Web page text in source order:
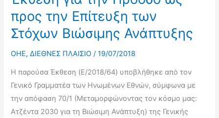
προς την Επίτευξη των
Στόχων Βιώσιμης Ανάπτυξης
OHE,ΔΙΕΘΝΕΣ ΠΛΑΙΣΙΟ /19/07/2018
Η παρούσα Έκθεση (E/2018/64) υποβλήθηκε από τον
Γενικό Γραμματέα των Ηνωμένων Εθνών, σύμφωνα με
την απόφαση 70/1 (Μεταμορφώνοντας τον κόσμο μας:
Ατζέντα 2030 για τη Βιώσιμη Ανάπτυξη) της Γενικής